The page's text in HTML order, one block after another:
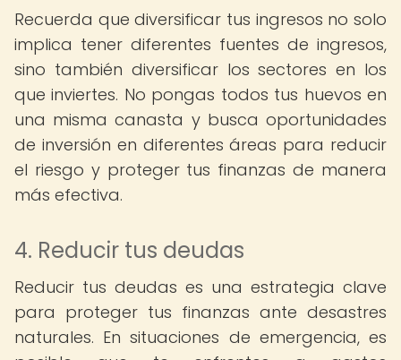
Recuerda que diversificar tus ingresos no solo
implica tener diferentes fuentes de ingresos,
sino también diversificar los sectores en los
que inviertes. No pongas todos tus huevos en
una misma canasta y busca oportunidades
de inversión en diferentes áreas para reducir
el riesgo y proteger tus finanzas de manera
más efectiva.
4. Reducir tus deudas
Reducir tus deudas es una estrategia clave
para proteger tus finanzas ante desastres
naturales. En situaciones de emergencia, es